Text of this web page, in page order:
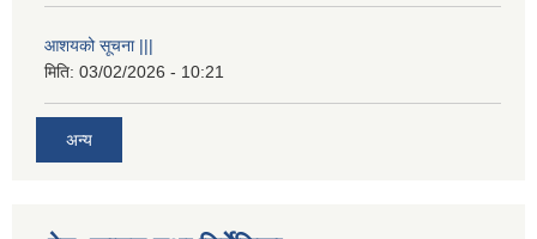
आशयको सूचना |||
मिति: 03/02/2026 - 10:21
अन्य